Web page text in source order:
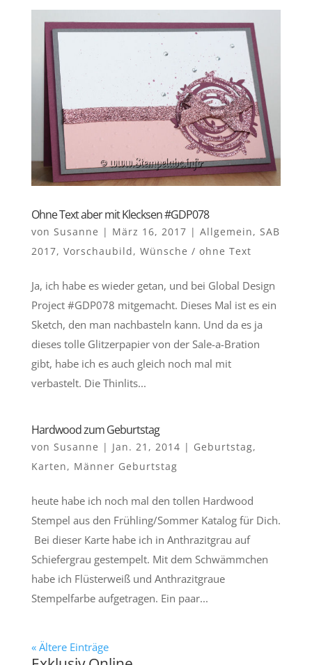
Ohne Text aber mit Klecksen #GDP078
von Susanne | März 16, 2017 | Allgemein, SAB
2017, Vorschaubild, Wünsche / ohne Text
Ja, ich habe es wieder getan, und bei Global Design
Project #GDP078 mitgemacht. Dieses Mal ist es ein
Sketch, den man nachbasteln kann. Und da es ja
dieses tolle Glitzerpapier von der Sale-a-Bration
gibt, habe ich es auch gleich noch mal mit
verbastelt. Die Thinlits...
Hardwood zum Geburtstag
von Susanne | Jan. 21, 2014 | Geburtstag,
Karten, Männer Geburtstag
heute habe ich noch mal den tollen Hardwood
Stempel aus den Frühling/Sommer Katalog für Dich.
Bei dieser Karte habe ich in Anthrazitgrau auf
Schiefergrau gestempelt. Mit dem Schwämmchen
habe ich Flüsterweiß und Anthrazitgraue
Stempelfarbe aufgetragen. Ein paar...
« Ältere Einträge